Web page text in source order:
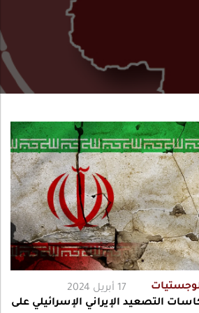
17 أبريل 2024
التصعيد الإيراني الإسرائيلي على